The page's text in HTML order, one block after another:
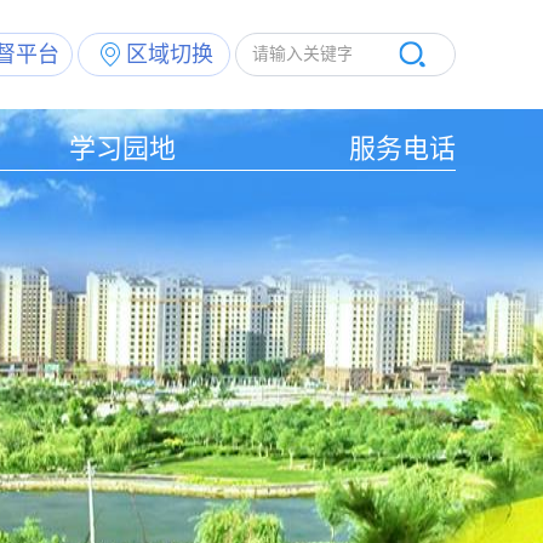
平台 区域切换
学习园地 服务电话